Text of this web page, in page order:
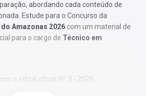
abordando cada conteúdo de
Estude para o Concurso da
Amazonas 2026com um material de
para o cargo de Técnico em
o edital oficial Nº 3 - 2026;
equipe especializada em concursos